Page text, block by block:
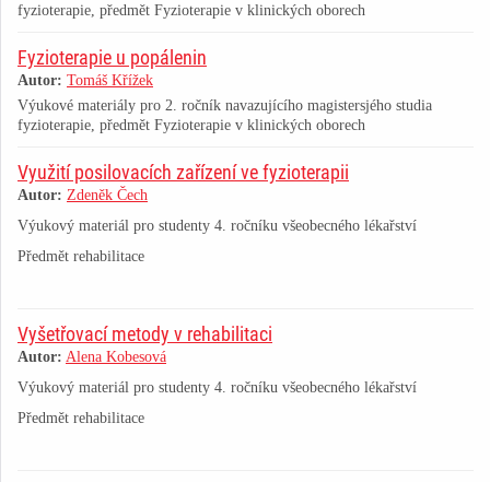
fyzioterapie, předmět Fyzioterapie v klinických oborech
Fyzioterapie u popálenin
Autor: Tomáš Křížek
Výukové materiály pro 2. ročník navazujícího magistersjého studia
fyzioterapie, předmět Fyzioterapie v klinických oborech
Využití posilovacích zařízení ve fyzioterapii
Autor: Zdeněk Čech
Výukový materiál pro studenty 4. ročníku všeobecného lékařství
Předmět rehabilitace
Vyšetřovací metody v rehabilitaci
Autor: Alena Kobesová
Výukový materiál pro studenty 4. ročníku všeobecného lékařství
Předmět rehabilitace